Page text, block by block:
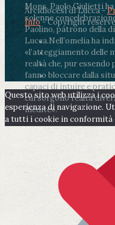
Mons. Paolo Giulietti
solenne
Paolino, patrono della
Lucca.Nell’omelia ha
«l’atteggiamento delle
realtà che, pur
fanno bloccare dalla
capaci di intuire e
cui sorgono realtà
inedite».
Arcidiocesi di Lucca -
Info- Copyright
Questo sito web utilizza i
esperienza di navigazione.
a tutti i cookie in conformità